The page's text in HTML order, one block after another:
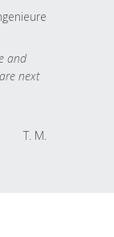
and
next
T. M.